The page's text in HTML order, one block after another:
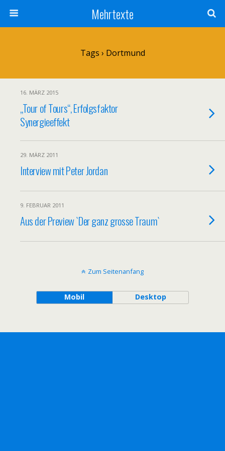
Mehrtexte
Tags › Dortmund
16. MÄRZ 2015
„Tour of Tours“, Erfolgsfaktor
Synergieeffekt
29. MÄRZ 2011
Interview mit Peter Jordan
9. FEBRUAR 2011
Aus der Preview `Der ganz grosse Traum`
Zum Seitenanfang
Mobil Desktop